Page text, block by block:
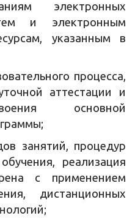
электронных
и электронным
указанным в
процесса,
аттестации и
основной
занятий, процедур
реализация
с применением
дистанционных